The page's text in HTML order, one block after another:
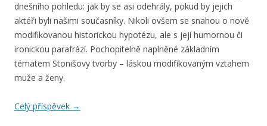
dnešního pohledu: jak by se asi odehrály, pokud by jejich
aktéři byli našimi současníky. Nikoli ovšem se snahou o nově
modifikovanou historickou hypotézu, ale s její humornou či
ironickou parafrází. Pochopitelně naplněné základním
tématem Stonišovy tvorby – láskou modifikovaným vztahem
muže a ženy.
Celý příspěvek →